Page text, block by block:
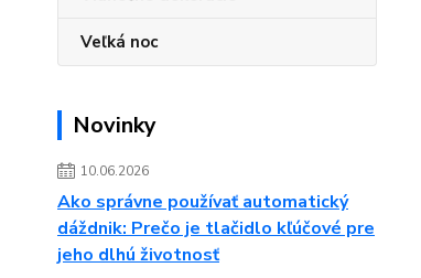
Veľká noc
Novinky
10.06.2026
Ako správne používať automatický
dáždnik: Prečo je tlačidlo kľúčové pre
jeho dlhú životnosť